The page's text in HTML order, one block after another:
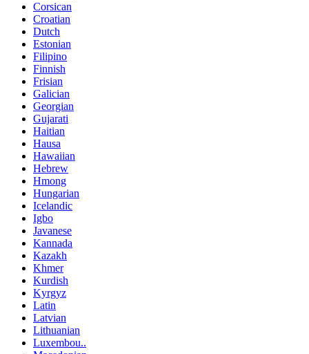
Corsican
Croatian
Dutch
Estonian
Filipino
Finnish
Frisian
Galician
Georgian
Gujarati
Haitian
Hausa
Hawaiian
Hebrew
Hmong
Hungarian
Icelandic
Igbo
Javanese
Kannada
Kazakh
Khmer
Kurdish
Kyrgyz
Latin
Latvian
Lithuanian
Luxembou..